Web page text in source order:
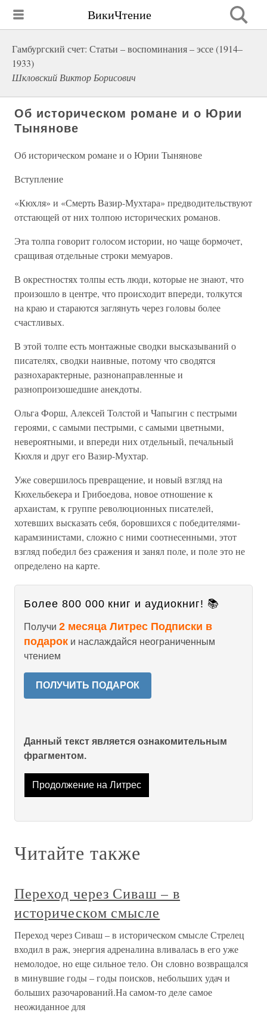
ВикиЧтение
Гамбургский счет: Статьи – воспоминания – эссе (1914–
1933)
Шкловский Виктор Борисович
Об историческом романе и о Юрии
Тынянове
Об историческом романе и о Юрии Тынянове
Вступление
«Кюхля» и «Смерть Вазир-Мухтара» предводительствуют
отстающей от них толпою исторических романов.
Эта толпа говорит голосом истории, но чаще бормочет,
сращивая отдельные строки мемуаров.
В окрестностях толпы есть люди, которые не знают, что
произошло в центре, что происходит впереди, толкутся
на краю и стараются заглянуть через головы более
счастливых.
В этой толпе есть монтажные сводки высказываний о
писателях, сводки наивные, потому что сводятся
разнохарактерные, разнонаправленные и
разнопроизошедшие анекдоты.
Ольга Форш, Алексей Толстой и Чапыгин с пестрыми
героями, с самыми пестрыми, с самыми цветными,
невероятными, и впереди них отдельный, печальный
Кюхля и друг его Вазир-Мухтар.
Уже совершилось превращение, и новый взгляд на
Кюхельбекера и Грибоедова, новое отношение к
архаистам, к группе революционных писателей,
хотевших высказать себя, боровшихся с победителями-
карамзинистами, сложно с ними соотнесенными, этот
взгляд победил без сражения и занял поле, и поле это не
определено на карте.
Более 800 000 книг и аудиокниг! 📚
Получи 2 месяца Литрес Подписки в
подарок и наслаждайся неограниченным
чтением
ПОЛУЧИТЬ ПОДАРОК
Данный текст является ознакомительным
фрагментом.
Продолжение на Литрес
Читайте также
Переход через Сиваш – в
историческом смысле
Переход через Сиваш – в историческом смысле Стрелец
входил в раж, энергия адреналина вливалась в его уже
немолодое, но еще сильное тело. Он словно возвращался
в минувшие годы – годы поисков, небольших удач и
больших разочарований.На самом-то деле самое
неожиданное для